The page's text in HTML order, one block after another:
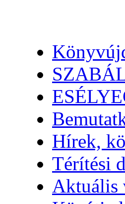
Hírek,
Térítési
Aktuális